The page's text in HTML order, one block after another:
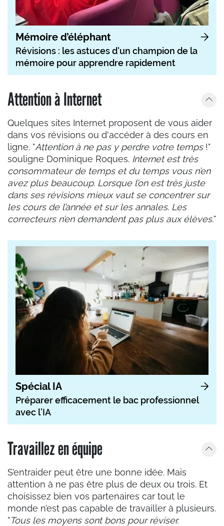
Mémoire d’éléphant
Révisions : les astuces d'un champion de la
mémoire pour apprendre rapidement
Attention à Internet
Quelques sites Internet proposent de vous aider
dans vos révisions ou d'accéder à des cours en
ligne. "Attention à ne pas y perdre votre temps!"
souligne Dominique Roques. Internet est très
consommateur de temps et du temps vous n’en
avez plus beaucoup. Lorsque l’on est très juste
dans ses révisions mieux vaut se concentrer sur
les cours de l’année et sur les annales. Les
correcteurs n’en demandent pas plus aux élèves."
Spécial IA
Préparer efficacement le bac professionnel
avec l’IA
Travaillez en équipe
S’entraider peut être une bonne idée. Mais
attention à ne pas être plus de deux ou trois. Et
choisissez bien vos partenaires car tout le
monde n’est pas capable de travailler à plusieurs.
"Tous les moyens sont bons pour réviser.